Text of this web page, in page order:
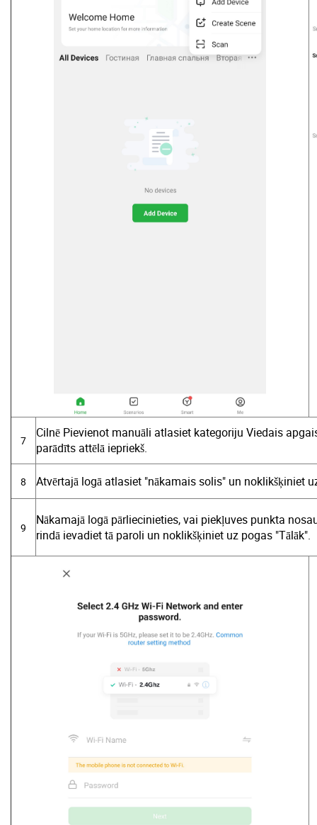
7
Cilnē Pievienot manuāli atlasiet kategoriju Viedais
parādīts attēlā iepriekš.
8 Atvērtajā logā atlasiet "nākamais solis" un noklikšķiniet
9
Nākamajā logā pārliecinieties, vai piekļuves punkta
rindā ievadiet tā paroli un noklikšķiniet uz pogas "Tālāk".